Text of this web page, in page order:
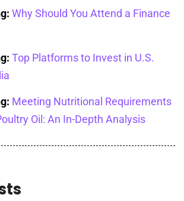
Why Should You Attend a Finance
Top Platforms to Invest in U.S.
Meeting Nutritional Requirements
Oil: An In-Depth Analysis